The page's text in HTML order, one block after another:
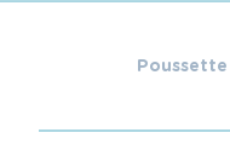
Poussette